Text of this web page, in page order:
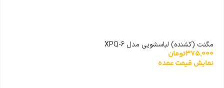
مگنت (کشنده) لباسشویی مدل XPQ-6
375,000تومان
نمایش قیمت عمده